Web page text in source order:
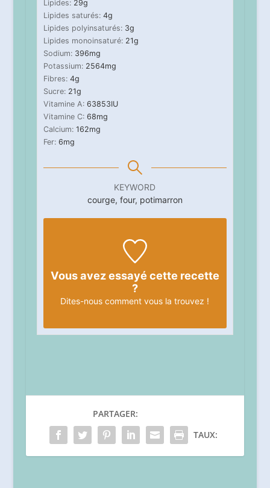
Lipides: 29g
Lipides saturés: 4g
Lipides polyinsaturés: 3g
Lipides monoinsaturé: 21g
Sodium: 396mg
Potassium: 2564mg
Fibres: 4g
Sucre: 21g
Vitamine A: 63853IU
Vitamine C: 68mg
Calcium: 162mg
Fer: 6mg
KEYWORD
courge, four, potimarron
Vous avez essayé cette recette
?
Dites-nous comment vous la trouvez !
PARTAGER:
TAUX: